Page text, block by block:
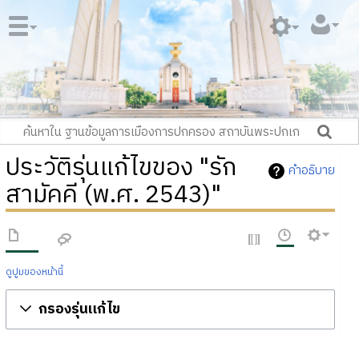
คำอธิบาย
ประวัติรุ่นแก้ไขของ "รัก
สามัคคี (พ.ศ. 2543)"
ดูปูมของหน้านี้
กรองรุ่นแก้ไข